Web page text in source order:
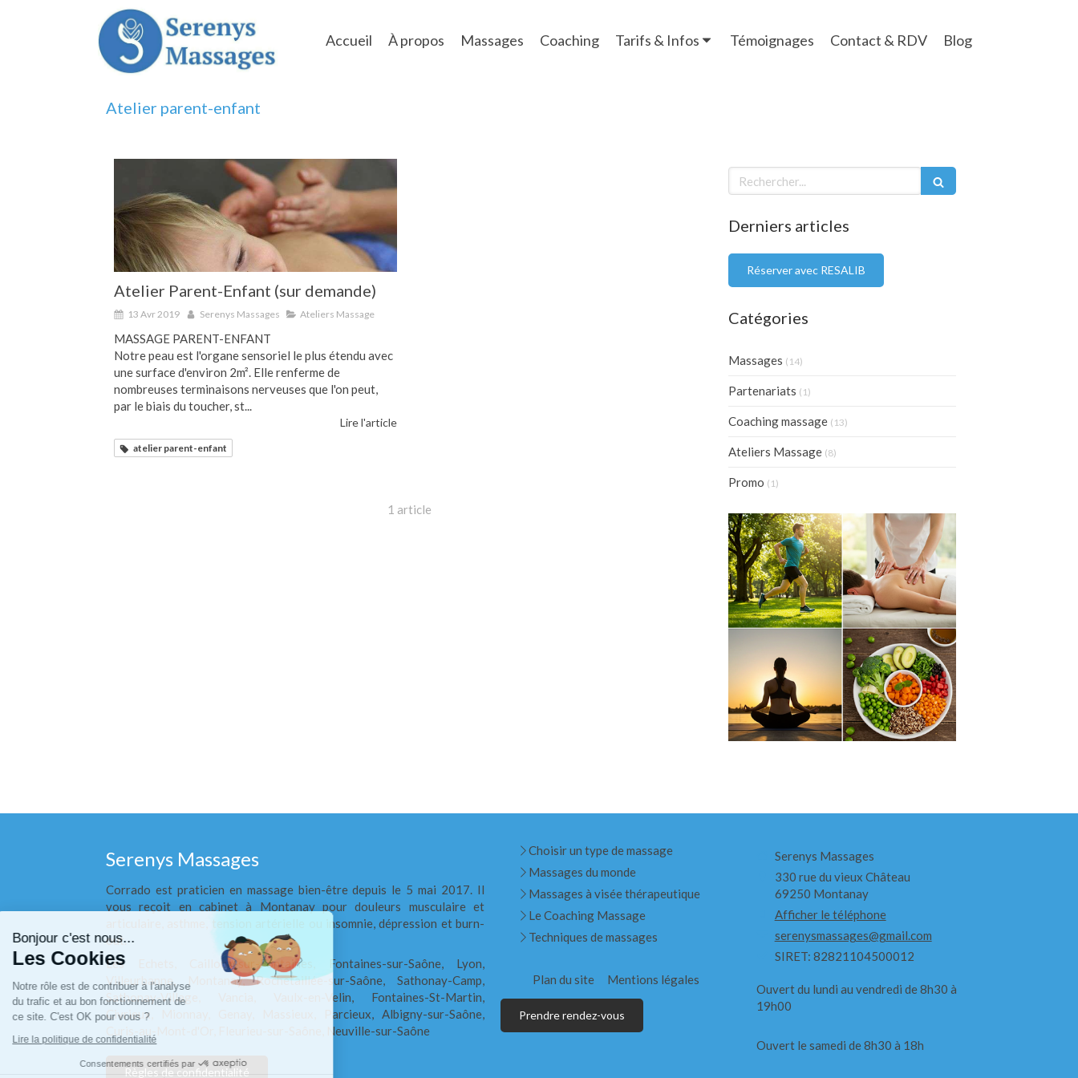
Accueil À propos Massages Coaching Tarifs & Infos Témoignages Contact & RDV Blog
Atelier parent-enfant
Atelier Parent-Enfant (sur demande)
13 Avr 2019 Serenys Massages Ateliers Massage
MASSAGE PARENT-ENFANT
Notre peau est l'organe sensoriel le plus étendu avec
une surface d'environ 2m². Elle renferme de
nombreuses terminaisons nerveuses que l'on peut,
par le biais du toucher, st...
Lire l'article
atelier parent-enfant
1 article
Rechercher
Derniers articles
Réserver avec RESALIB
Catégories
Massages (14)
Partenariats (1)
Coaching massage (13)
Ateliers Massage (8)
Promo (1)
Serenys Massages
Corrado est praticien en massage bien-être depuis le 5 mai 2017. Il
vous reçoit en cabinet à Montanay pour douleurs musculaire et
articulaire, asthme, tension artérielle ou insomnie, dépression et burn-
out.
Les Echets, Cailloux-sur-Fontaines, Fontaines-sur-Saône, Lyon,
Villeurbanne, Montanay, Rochetaillée-sur-Saône, Sathonay-Camp,
Sathonay-Village, Vancia, Vaulx-en-Velin, Fontaines-St-Martin,
Civrieux, Mionnay, Genay, Massieux, Parcieux, Albigny-sur-Saône,
Curis-au-Mont-d'Or, Fleurieu-sur-Saône, Neuville-sur-Saône
Règles de confidentialité
Choisir un type de massage
Massages du monde
Massages à visée thérapeutique
Le Coaching Massage
Techniques de massages
Plan du site Mentions légales
Prendre rendez-vous
Serenys Massages
330 rue du vieux Château
69250 Montanay
Afficher le téléphone
serenysmassages@gmail.com
SIRET: 82821104500012
Ouvert du lundi au vendredi de 8h30 à
19h00
Ouvert le samedi de 8h30 à 18h
Continuer sans accepter
Bonjour c'est nous...
Les Cookies
Notre rôle est de contribuer à l'analyse
du trafic et au bon fonctionnement de
ce site. C'est OK pour vous ?
Lire la politique de confidentialité
Consentements certifiés par